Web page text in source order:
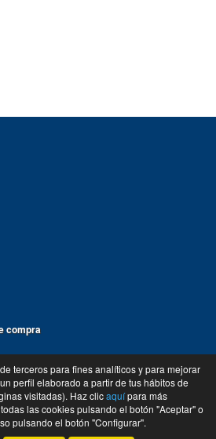
compra
96 287 14 46
- 2026 -Tienda online de recambios de Gira
terceros para fines analíticos y para mejorar
perfil elaborado a partir de tus hábitos de
visitadas). Haz clicaquípara más
las cookies pulsando el botón "Aceptar" o
pulsando el botón "Configurar".